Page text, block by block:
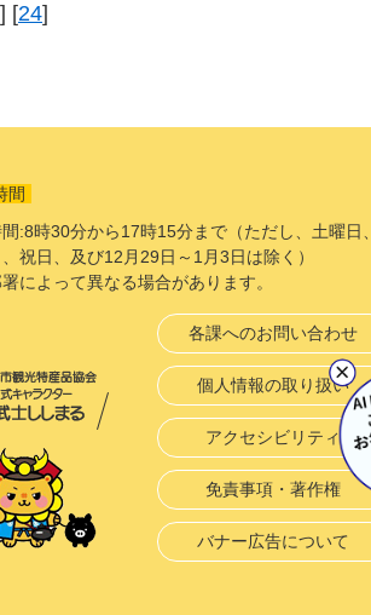
] [24]
間
:8時30分から17時15分まで（ただし、土曜日、
祝日、及び12月29日～1月3日は除く）
によって異なる場合があります。
各課へのお問い合わせ
個人情報の取り扱い
アクセシビリティ
免責事項・著作権
バナー広告について